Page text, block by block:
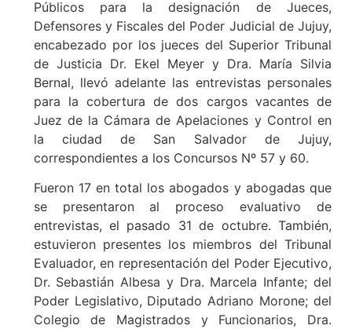
Públicos para la designación de Jueces,
Defensores y Fiscales del Poder Judicial de Jujuy,
encabezado por los jueces del Superior Tribunal
de Justicia Dr. Ekel Meyer y Dra. María Silvia
Bernal, llevó adelante las entrevistas personales
para la cobertura de dos cargos vacantes de
Juez de la Cámara de Apelaciones y Control en
la ciudad de San Salvador de Jujuy,
correspondientes a los Concursos Nº 57 y 60.
Fueron 17 en total los abogados y abogadas que
se presentaron al proceso evaluativo de
entrevistas, el pasado 31 de octubre. También,
estuvieron presentes los miembros del Tribunal
Evaluador, en representación del Poder Ejecutivo,
Dr. Sebastián Albesa y Dra. Marcela Infante; del
Poder Legislativo, Diputado Adriano Morone; del
Colegio de Magistrados y Funcionarios, Dra.